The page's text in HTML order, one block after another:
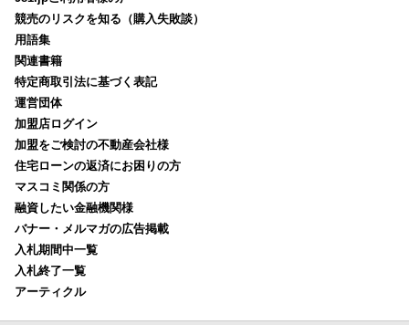
競売のリスクを知る（購入失敗談）
用語集
関連書籍
特定商取引法に基づく表記
運営団体
加盟店ログイン
加盟をご検討の不動産会社様
住宅ローンの返済にお困りの方
マスコミ関係の方
融資したい金融機関様
バナー・メルマガの広告掲載
入札期間中一覧
入札終了一覧
アーティクル